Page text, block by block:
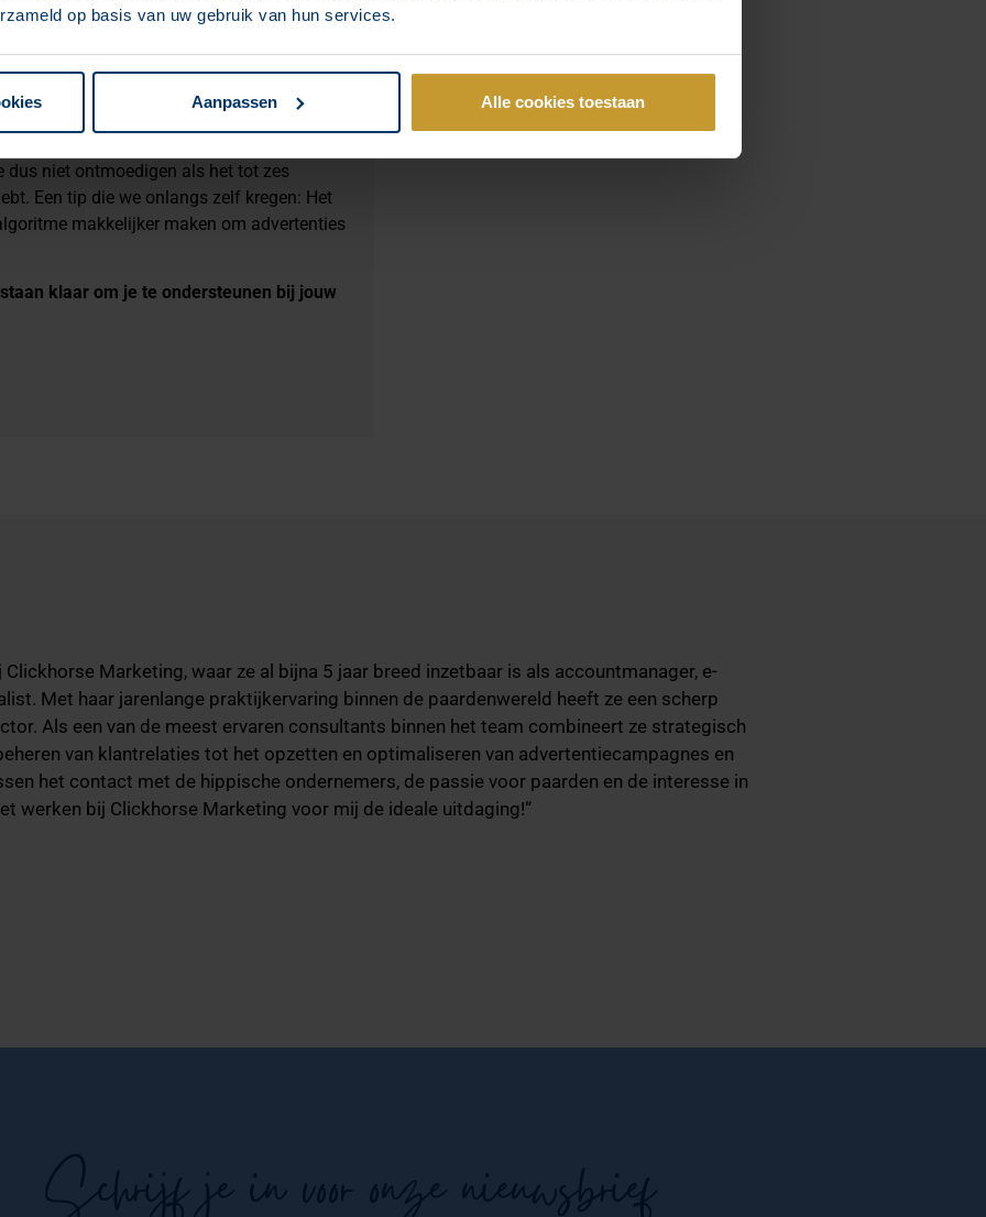
op basis van uw gebruik van hun services.
Aanpassen Alle cookies toestaan
vast in het Stenen Tijdperk en is online
Duitsland een enorme markt is met veel
je waarschijnlijk ook een hoger
Duitsers meer contactmomenten (online
niet ontmoedigen als het tot zes
Een tip die we onlangs zelf kregen: Het
makkelijker maken om advertenties
klaar om je te ondersteunen bij jouw
Marketing, waar ze al bijna 5 jaar breed inzetbaar is als accountmanager, e-
Met haar jarenlange praktijkervaring binnen de paardenwereld heeft ze een scherp
Als een van de meest ervaren consultants binnen het team combineert ze strategisch
van klantrelaties tot het opzetten en optimaliseren van advertentiecampagnes en
het contact met de hippische ondernemers, de passie voor paarden en de interesse in
werken bij Clickhorse Marketing voor mij de ideale uitdaging!“
Schrijf je in voor onze nieuwsbrief